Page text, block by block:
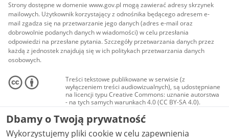
Strony dostępne w domenie www.gov.pl mogą zawierać adresy skrzynek
mailowych. Użytkownik korzystający z odnośnika będącego adresem e-
mail zgadza się na przetwarzanie jego danych (adres e-mail oraz
dobrowolnie podanych danych w wiadomości) w celu przesłania
odpowiedzi na przesłane pytania. Szczegóły przetwarzania danych przez
każdą z jednostek znajdują się w ich politykach przetwarzania danych
osobowych.
Treści tekstowe publikowane w serwisie (z
wyłączeniem treści audiowizualnych), są udostępniane
na licencji typu Creative Commons: uznanie autorstwa
- na tych samych warunkach 4.0 (CC BY-SA 4.0).
Materiały audiowizualne, w tym zdjęcia, materiały
audio i wideo, są udostępniane na licencji typu
Creative Commons: uznanie autorstwa użycie
niekomercyjne - bez utworów zależnych 4.0 (CC BY-
Dbamy o Twoją prywatność
Wykorzystujemy pliki cookie w celu zapewnienia